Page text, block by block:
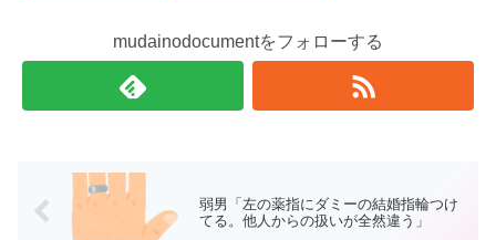
mudainodocumentをフォローする
弱男「左の薬指にダミーの結婚指輪つけ
てる。他人からの扱いが全然違う」